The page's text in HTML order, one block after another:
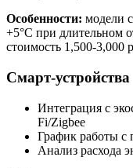
Особенности: модели
+5°C при длительном
стоимость 1,500-3,000
Смарт-устройства
Интеграция с
Fi/Zigbee
График работы с
Анализ расхода